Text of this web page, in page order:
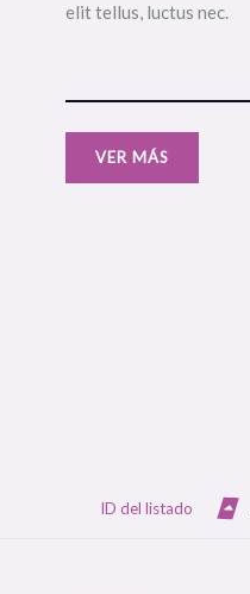
elit tellus, luctus nec.
VER MÁS
ID del listado